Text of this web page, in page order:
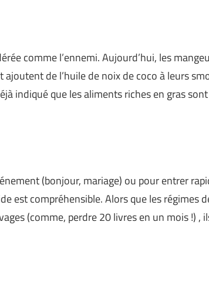
comme l’ennemi. Aujourd’hui, les
de l’huile de noix de coco à leurs
indiqué que les aliments riches en gras
(bonjour, mariage) ou pour entrer
est compréhensible. Alors que les régimes
(comme, perdre 20 livres en un mois !) ,